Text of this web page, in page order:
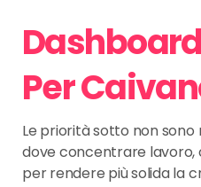
Per
Le priorità sotto non sono
dove concentrare lavoro,
per rendere più solida la